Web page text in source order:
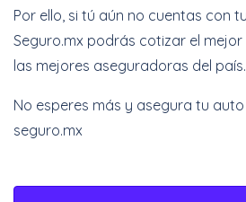
Por ello, si tú aún no cuentas con
Seguro.mx podrás cotizar el
las mejores aseguradoras del país.
No esperes más y asegura tu
seguro.mx